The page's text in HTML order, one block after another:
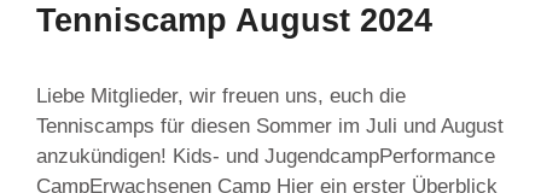
Tenniscamp August 2024
Liebe Mitglieder, wir freuen uns, euch die
Tenniscamps für diesen Sommer im Juli und August
anzukündigen! Kids- und JugendcampPerformance
CampErwachsenen Camp Hier ein erster Überblick